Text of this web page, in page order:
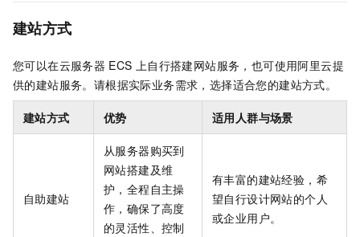
建站方式
您可以在云服务器 ECS 上自行搭建网站服务，也可使用阿里云提
供的建站服务。请根据实际业务需求，选择适合您的建站方式。
建站方式 优势 适用人群与场景
自助建站
从服务器购买到
网站搭建及维
护，全程自主操
作，确保了高度
的灵活性、控制
有丰富的建站经验，希
望自行设计网站的个人
或企业用户。